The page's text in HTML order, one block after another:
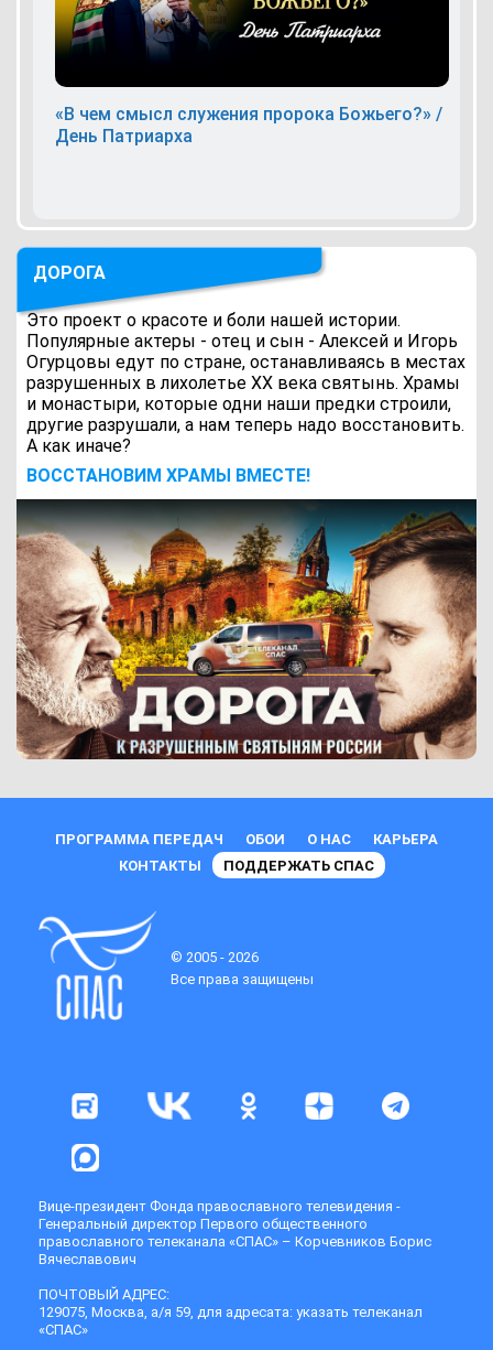
«В чем смысл служения пророка Божьего?» /
День Патриарха
ДОРОГА
Это проект о красоте и боли нашей истории.
Популярные актеры - отец и сын - Алексей и Игорь
Огурцовы едут по стране, останавливаясь в местах
разрушенных в лихолетье ХХ века святынь. Храмы
и монастыри, которые одни наши предки строили,
другие разрушали, а нам теперь надо восстановить.
А как иначе?
ВОCСТАНОВИМ ХРАМЫ ВМЕСТЕ!
ПРОГРАММА ПЕРЕДАЧ ОБОИ О НАС
КАРЬЕРА
КОНТАКТЫ
ПОДДЕРЖАТЬ СПАС
© 2005 - 2026
Все права защищены
Вице-президент Фонда православного телевидения -
Генеральный директор Первого общественного
православного телеканала «СПАС» – Корчевников Борис
Вячеславович
ПОЧТОВЫЙ АДРЕС:
129075, Москва, а/я 59, для адресата: указать телеканал
«СПАС»